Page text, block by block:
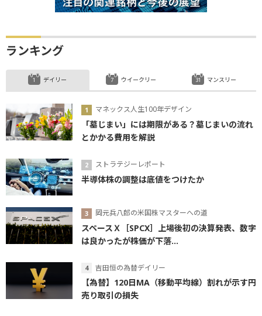
ランキング
デイリー
マネックス人生100年デザイン
「墓じまい」には期限がある？墓じまいの流れ
とかかる費用を解説
ストラテジーレポート
半導体株の調整は底値をつけたか
岡元兵八郎の米国株マスターへの道
スペースＸ［SPCX］上場後初の決算発表、数字
は良かったが株価が下落...
吉田恒の為替デイリー
【為替】120日MA（移動平均線）割れが示す円
売り取引の損失
ウイークリー マンスリー